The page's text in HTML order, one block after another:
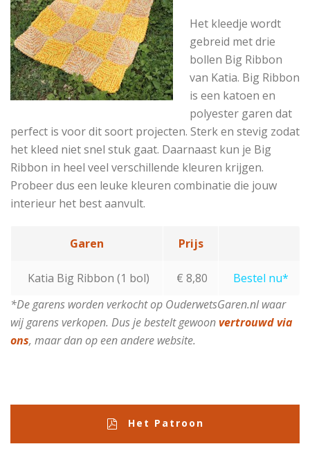
Het kleedje wordt
gebreid met drie
bollen Big Ribbon
van Katia. Big Ribbon
is een katoen en
polyester garen dat
perfect is voor dit soort projecten. Sterk en stevig zodat
het kleed niet snel stuk gaat. Daarnaast kun je Big
Ribbon in heel veel verschillende kleuren krijgen.
Probeer dus een leuke kleuren combinatie die jouw
interieur het best aanvult.
Garen Prijs
Katia Big Ribbon (1 bol) € 8,80
Bestel nu*
*De garens worden verkocht op OuderwetsGaren.nl waar
wij garens verkopen. Dus je bestelt gewoonvertrouwd via
ons, maar dan op een andere website.
Het Patroon